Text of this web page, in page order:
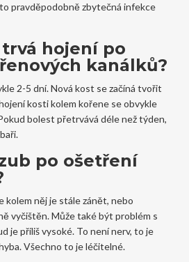
pravděpodobně zbytečná infekce
hojení po
kanálků?
2-5 dní. Nová kost se začíná tvořit
kosti kolem kořene se obvykle
bolest přetrvává déle než týden,
po ošetření
kolem něj je stále zánět, nebo
vyčištěn. Může také být problém s
je příliš vysoké. To není nerv, to je
Všechno to je léčitelné.